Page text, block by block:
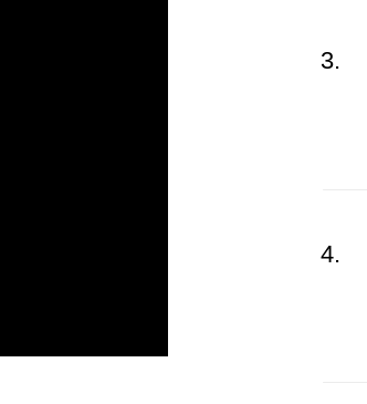
3.
4.